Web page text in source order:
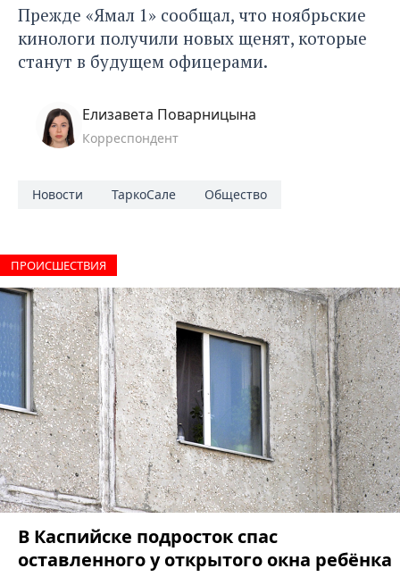
Прежде «Ямал 1» сообщал, что ноябрьские
кинологи получили новых щенят, которые
станут в будущем офицерами.
Елизавета Поварницына
Корреспондент
Новости ТаркоСале Общество
ПРОИCШЕСТВИЯ
В Каспийске подросток спас
оставленного у открытого окна ребёнка